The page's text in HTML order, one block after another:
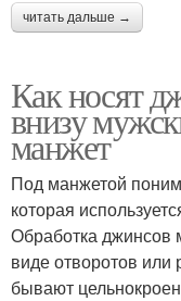
читать дальше →
Как носят
внизу
манжет
Под манжетой
которая
Обработка джинсов
виде отворотов
бывают